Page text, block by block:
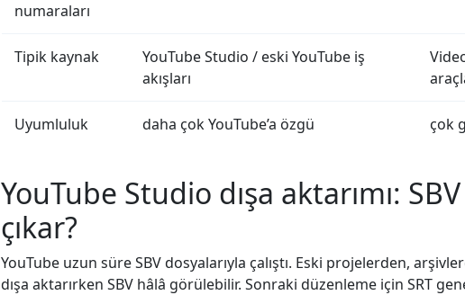
numaraları
Tipik kaynak
YouTube Studio / eski YouTube iş
akışları
Uyumluluk daha çok YouTube’a özgü çok
YouTube Studio dışa aktarımı:
çıkar?
YouTube uzun süre SBV dosyalarıyla çalıştı. Eski projelerden,
dışa aktarırken SBV hâlâ görülebilir. Sonraki düzenleme için SRT